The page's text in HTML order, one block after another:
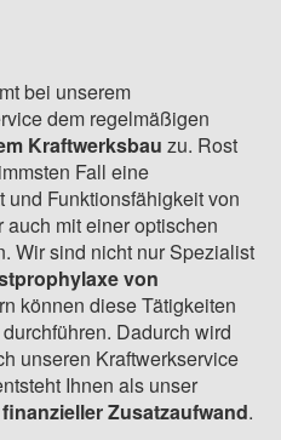
bei unserem
dem regelmäßigen
Kraftwerksbau zu. Rost
Fall eine
Funktionsfähigkeit von
mit einer optischen
Wir sind nicht nur Spezialist
von
können diese Tätigkeiten
Dadurch wird
unseren Kraftwerkservice
Ihnen als unser
Zusatzaufwand.